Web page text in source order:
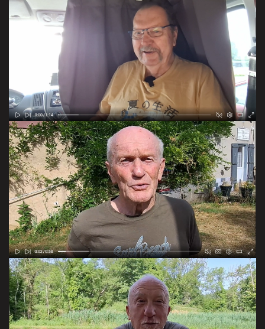
habite dans son camping car depuis 11 ans
VOIR LE RUSH 1 MN 15 S
et sa rencontre avec Mathis
VIR LE RUSH 58 S
en promenade sur le chemin de halage